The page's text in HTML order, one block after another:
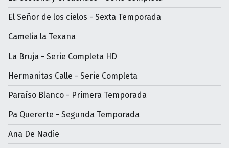
El Señor de los cielos - Sexta Temporada
Camelia la Texana
La Bruja - Serie Completa HD
Hermanitas Calle - Serie Completa
Paraíso Blanco - Primera Temporada
Pa Quererte - Segunda Temporada
Ana De Nadie